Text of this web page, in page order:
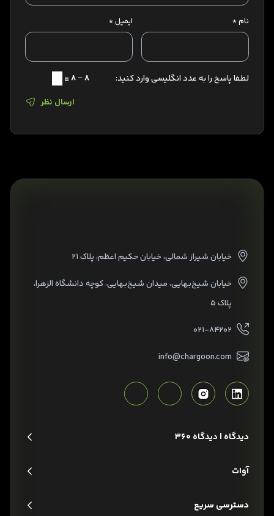
نام* ایمیل*
لطفا پاسخ را به عدد انگلیسی وارد کنید:
8 − 8 =
ارسال نظر
خیابان شیراز شمالی، خیابان حکیم اعظم، پلاک ۲۱
خیابان شیخ‌بهایی، میدان شیخ‌بهایی، کوچه دانشگاه الزهرا،
پلاک ۵
۰۲۱-۸۴۲۰۲
info@chargoon.com
دیدگاه | دیدگاه 360
آوات
دسترسی سریع